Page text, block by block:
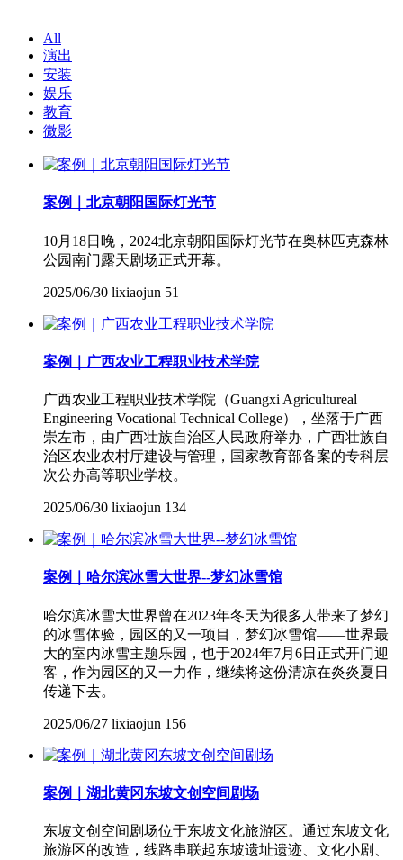
All
演出
安装
娱乐
教育
微影
案例｜北京朝阳国际灯光节
10月18日晚，2024北京朝阳国际灯光节在奥林匹克森林
公园南门露天剧场正式开幕。
2025/06/30 lixiaojun 51
案例｜广西农业工程职业技术学院
广西农业工程职业技术学院（Guangxi Agricultureal
Engineering Vocational Technical College），坐落于广西
崇左市，由广西壮族自治区人民政府举办，广西壮族自
治区农业农村厅建设与管理，国家教育部备案的专科层
次公办高等职业学校。
2025/06/30 lixiaojun 134
案例｜哈尔滨冰雪大世界--梦幻冰雪馆
哈尔滨冰雪大世界曾在2023年冬天为很多人带来了梦幻
的冰雪体验，园区的又一项目，梦幻冰雪馆——世界最
大的室内冰雪主题乐园，也于2024年7月6日正式开门迎
客，作为园区的又一力作，继续将这份清凉在炎炎夏日
传递下去。
2025/06/27 lixiaojun 156
案例｜湖北黄冈东坡文创空间剧场
东坡文创空间剧场位于东坡文化旅游区。通过东坡文化
旅游区的改造，线路串联起东坡遗址遗迹、文化小剧、